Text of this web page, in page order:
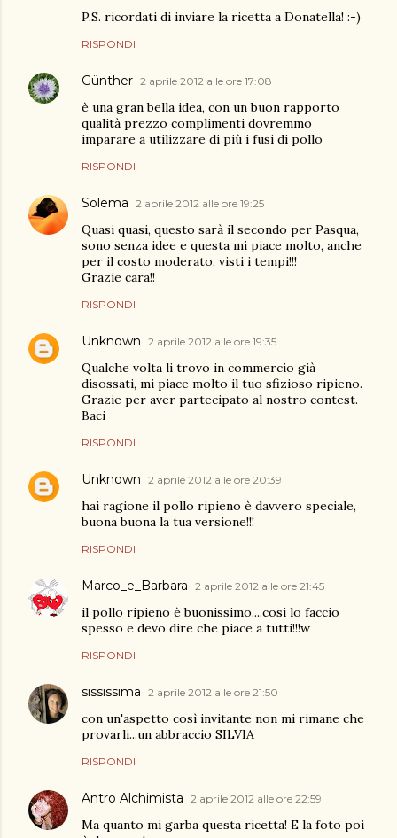
P.S. ricordati di inviare la ricetta a Donatella! :-)
RISPONDI
Günther 2 aprile 2012 alle ore 17:08
è una gran bella idea, con un buon rapporto
qualità prezzo complimenti dovremmo
imparare a utilizzare di più i fusi di pollo
RISPONDI
Solema 2 aprile 2012 alle ore 19:25
Quasi quasi, questo sarà il secondo per Pasqua,
sono senza idee e questa mi piace molto, anche
per il costo moderato, visti i tempi!!!
Grazie cara!!
RISPONDI
Unknown 2 aprile 2012 alle ore 19:35
Qualche volta li trovo in commercio già
disossati, mi piace molto il tuo sfizioso ripieno.
Grazie per aver partecipato al nostro contest.
Baci
RISPONDI
Unknown 2 aprile 2012 alle ore 20:39
hai ragione il pollo ripieno è davvero speciale,
buona buona la tua versione!!!
RISPONDI
Marco_e_Barbara 2 aprile 2012 alle ore 21:45
il pollo ripieno è buonissimo....cosi lo faccio
spesso e devo dire che piace a tutti!!!w
RISPONDI
sississima 2 aprile 2012 alle ore 21:50
con un'aspetto così invitante non mi rimane che
provarli...un abbraccio SILVIA
RISPONDI
Antro Alchimista 2 aprile 2012 alle ore 22:59
Ma quanto mi garba questa ricetta! E la foto poi